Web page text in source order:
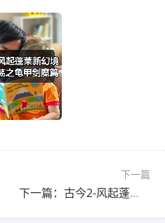
下一篇
下一篇：古今2-风起蓬莱【古器系列】自残体系进阶攻略之古器的选择